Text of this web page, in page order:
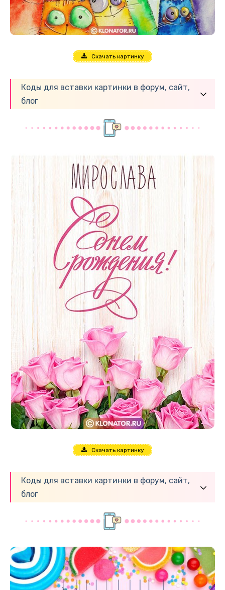
Скачать картинку
Коды для вставки картинки в форум, сайт,
блог
Скачать картинку
Коды для вставки картинки в форум, сайт,
блог